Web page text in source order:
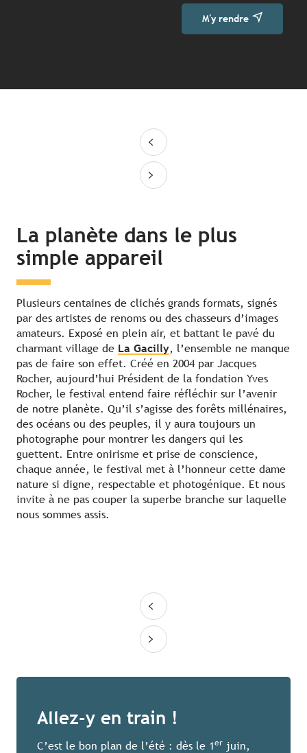
M'y rendre
La planète dans le plus
simple appareil
Plusieurs centaines de clichés grands formats, signés
par des artistes de renoms ou des chasseurs d’images
amateurs. Exposé en plein air, et battant le pavé du
charmant village de La Gacilly, l’ensemble ne manque
pas de faire son effet. Créé en 2004 par Jacques
Rocher, aujourd’hui Président de la fondation Yves
Rocher, le festival entend faire réfléchir sur l’avenir
de notre planète. Qu’il s’agisse des forêts millénaires,
des océans ou des peuples, il y aura toujours un
photographe pour montrer les dangers qui les
guettent. Entre onirisme et prise de conscience,
chaque année, le festival met à l’honneur cette dame
nature si digne, respectable et photogénique. Et nous
invite à ne pas couper la superbe branche sur laquelle
nous sommes assis.
Allez-y en train !
C’est le bon plan de l’été : dès le 1er juin,